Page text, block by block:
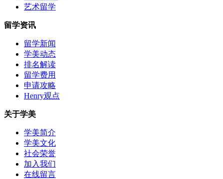
艺术留学
留学资讯
留学新闻
学美动态
排名解读
留学费用
申请攻略
Henry观点
关于学美
学美简介
学美文化
社会荣誉
加入我们
在线留言